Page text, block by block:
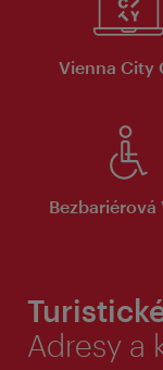
Vienna City
Bezbariérová
Adresy a